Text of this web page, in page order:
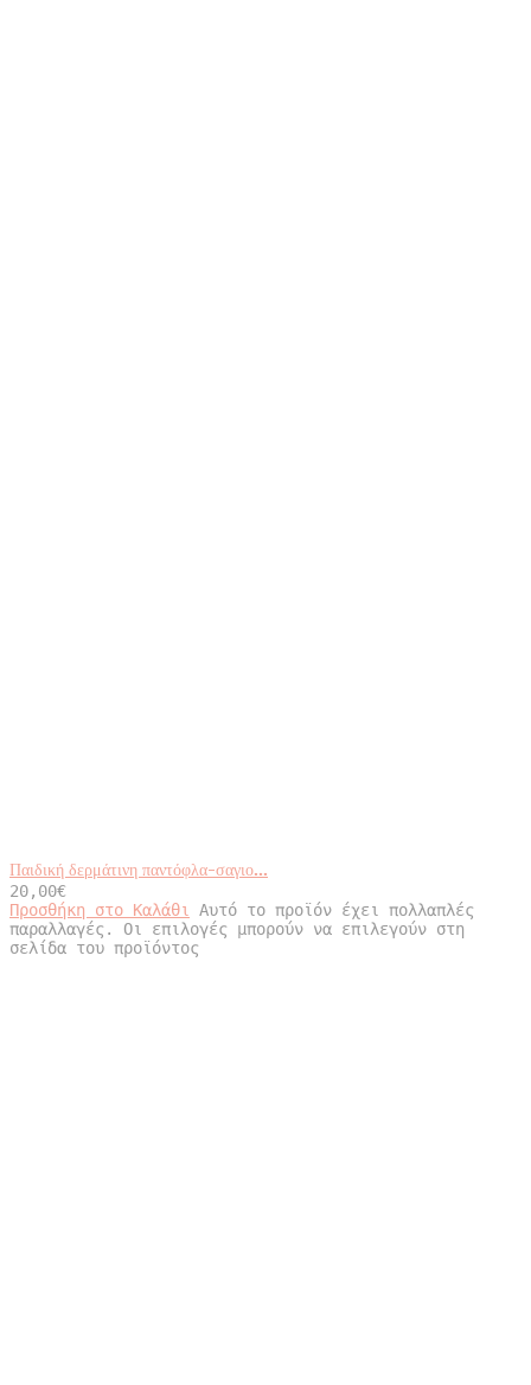
Παιδική δερμάτινη παντόφλα-σαγιο...
20,00€
Προσθήκη στο Καλάθι
Αυτό το προϊόν έχει πολλαπλές
παραλλαγές. Οι επιλογές μπορούν να επιλεγούν στη
σελίδα του προϊόντος